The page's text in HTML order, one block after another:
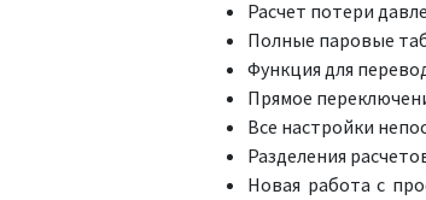
Расчет потери
Полные паровые
Функция для
Прямое
Все настройки
Разделения
Новая работа с